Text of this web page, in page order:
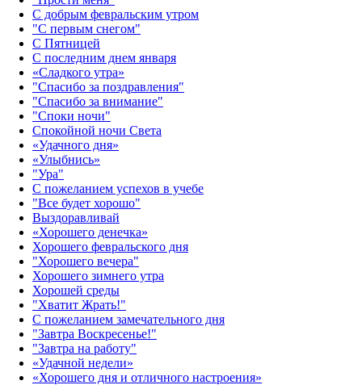
С добрым февральским утром
"С первым снегом"
С Пятницей
С последним днем января
«Сладкого утра»‎
"Спасибо за поздравления"
"Спасибо за внимание"
"Споки ночи"
Спокойной ночи Света
«Удачного дня»‎
«Улыбнись»‎
"Ура"
С пожеланием успехов в учебе
"Все будет хорошо"
Выздоравливай
«‎Хорошего денечка»‎
Хорошего февральского дня
"Хорошего вечера"
Хорошего зимнего утра
Хорошей среды
"Хватит Жрать!"
С пожеланием замечательного дня
"Завтра Воскресенье!"
"Завтра на работу"
«Удачной недели»‎
«Хорошего дня и отличного настроения»‎